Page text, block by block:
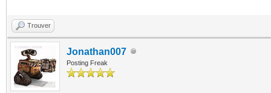
Trouver
Jonathan007
Posting Freak